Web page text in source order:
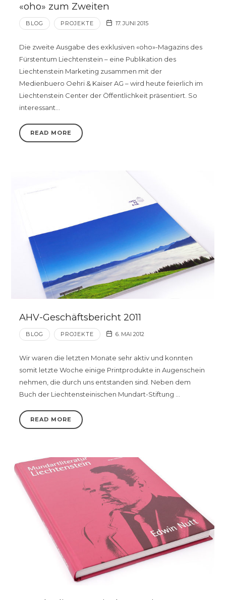
«oho» zum Zweiten
BLOG PROJEKTE 17. JUNI 2015
Die zweite Ausgabe des exklusiven «oho»-Magazins des
Fürstentum Liechtenstein – eine Publikation des
Liechtenstein Marketing zusammen mit der
Medienbuero Oehri & Kaiser AG – wird heute feierlich im
Liechtenstein Center der Öffentlichkeit präsentiert. So
interessant…
READ MORE
AHV-Geschäftsbericht 2011
BLOG PROJEKTE 6. MAI 2012
Wir waren die letzten Monate sehr aktiv und konnten
somit letzte Woche einige Printprodukte in Augenschein
nehmen, die durch uns entstanden sind. Neben dem
Buch der Liechtensteinischen Mundart-Stiftung …
READ MORE